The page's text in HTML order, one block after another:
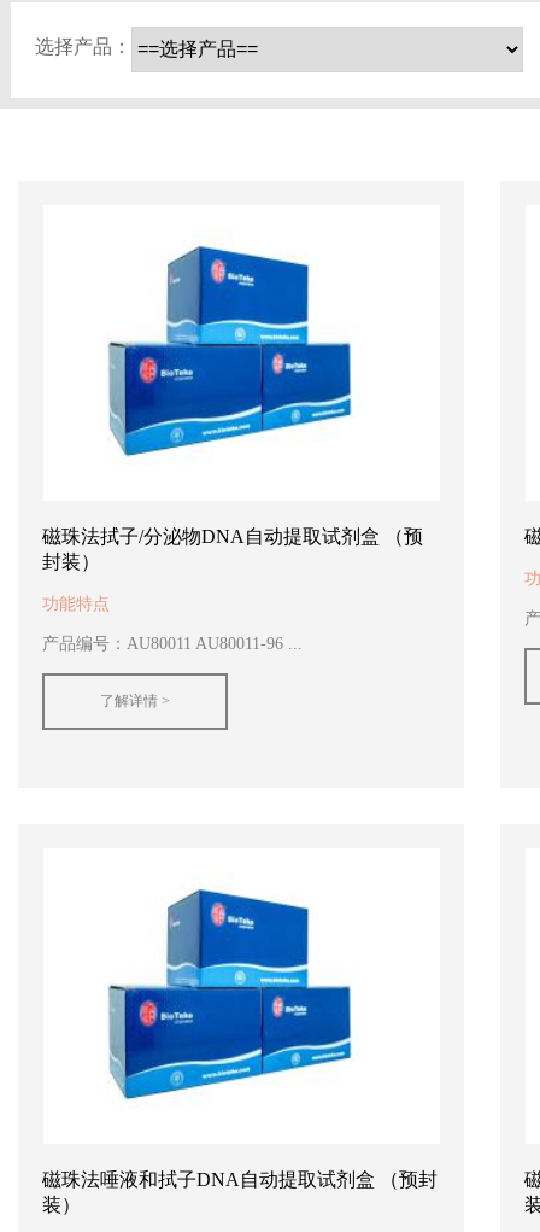
选择产品：
磁珠法拭子/分泌物DNA自动提取试剂盒 （预
封装）
功能特点
产品编号：AU80011 AU80011-96 ...
了解详情 >
磁珠法唾液和拭子DNA自动提取试剂盒 （预封
装）